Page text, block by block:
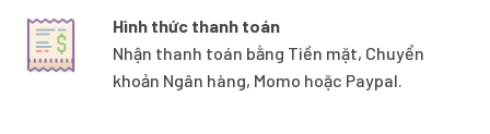
Hình thức thanh toán
Nhận thanh toán bằng Tiền mặt, Chuyển
khoản Ngân hàng, Momo hoặc Paypal.